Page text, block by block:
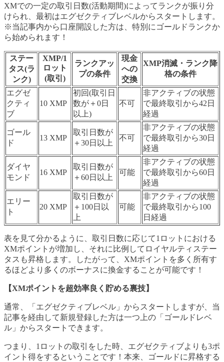
XMでの一定の取引日数(活動期間)によってランクが振り分
けられ、最初はエグゼクティブレベルからスタートします。
※当記事内から口座開設した方は、特別にゴールドランクか
ら始められます！
ステー
タス(ラ
ンク)
XMP/1
ロット
(取引)
ランクアッ
プの条件
現金
への
交換
XMP消滅・ランク降
格の条件
エグゼ
クティ
ブ
10 XMP
初回(取引日
数が＋0日
以上)
不可
非アクティブの状態
で最終取引から42日
経過
ゴール
ド
13 XMP
取引日数が
＋30日以上
不可
非アクティブの状態
で最終取引から30日
経過
ダイヤ
モンド
16 XMP
取引日数が
＋60日以上
可能
非アクティブの状態
で最終取引から60日
経過
エリー
ト
20 XMP
取引日数が
＋100日以
上
可能
非アクティブの状態
で最終取引から100
日経過
表を見て分かるように、取引日数に応じて1ロットにおける
XMポイントが増加し、それに比例してロイヤルティステー
タスも昇格します。したがって、XMポイントを多く所有す
るほどより多くのボーナスに換金することが可能です！
【XMポイントを超効率良く貯める裏技】
通常、「エグゼクティブレベル」からスタートしますが、当
記事を経由して新規登録した方は一つ上の「ゴールドレベ
ル」からスタートできます。
つまり、1ロットの取引をした時、エグゼクティブよりも3ポ
イント得をするということです！本来、ゴールドに昇格する